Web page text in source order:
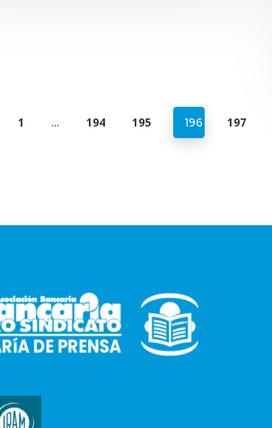
1 … 194 195 196 197